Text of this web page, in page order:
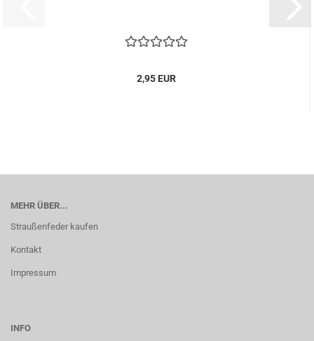
2,95 EUR
MEHR ÜBER...
Straußenfeder kaufen
Kontakt
Impressum
INFO